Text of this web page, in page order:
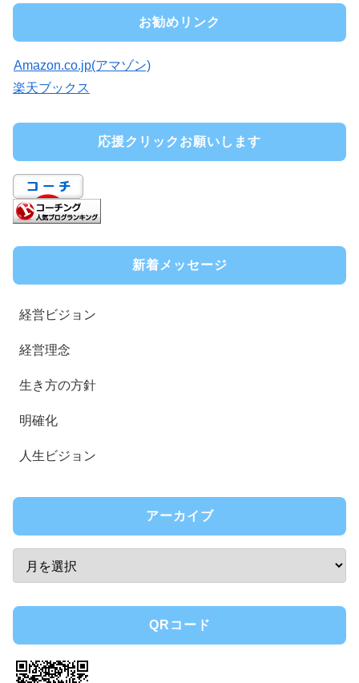
お勧めリンク
Amazon.co.jp(アマゾン)
楽天ブックス
応援クリックお願いします
新着メッセージ
経営ビジョン
経営理念
生き方の方針
明確化
人生ビジョン
アーカイブ
QRコード